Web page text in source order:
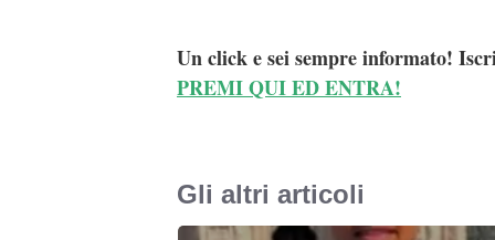
Un click e sei sempre informato!
PREMI QUI ED ENTRA!
Gli altri articoli